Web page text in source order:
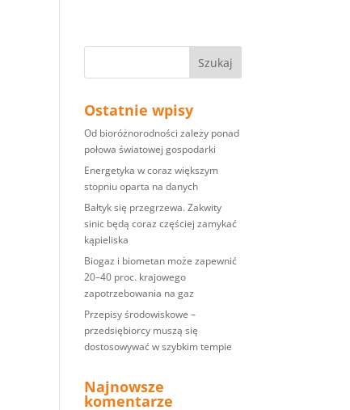
Ostatnie wpisy
Od bioróżnorodności zależy ponad
połowa światowej gospodarki
Energetyka w coraz większym
stopniu oparta na danych
Bałtyk się przegrzewa. Zakwity
sinic będą coraz częściej zamykać
kąpieliska
Biogaz i biometan może zapewnić
20–40 proc. krajowego
zapotrzebowania na gaz
Przepisy środowiskowe –
przedsiębiorcy muszą się
dostosowywać w szybkim tempie
Najnowsze
komentarze